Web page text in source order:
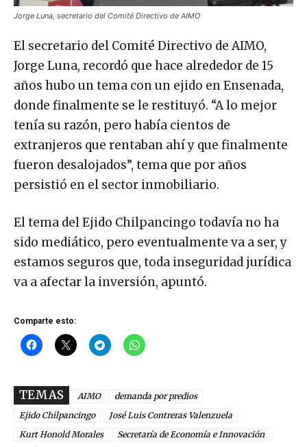
Jorge Luna, secretario del Comité Directivo de AIMO
El secretario del Comité Directivo de AIMO,
Jorge Luna, recordó que hace alrededor de 15
años hubo un tema con un ejido en Ensenada,
donde finalmente se le restituyó. “A lo mejor
tenía su razón, pero había cientos de
extranjeros que rentaban ahí y que finalmente
fueron desalojados”, tema que por años
persistió en el sector inmobiliario.
El tema del Ejido Chilpancingo todavía no ha
sido mediático, pero eventualmente va a ser, y
estamos seguros que, toda inseguridad jurídica
va a afectar la inversión, apuntó.
Comparte esto:
TEMAS AIMO
demanda por predios
Ejido Chilpancingo
José Luis Contreras Valenzuela
Kurt Honold Morales
Secretaría de Economía e Innovación